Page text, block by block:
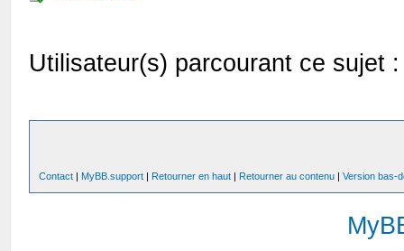
Utilisateur(s) parcourant ce sujet
Contact | MyBB.support | Retourner en haut | Retourner au contenu |Version bas-